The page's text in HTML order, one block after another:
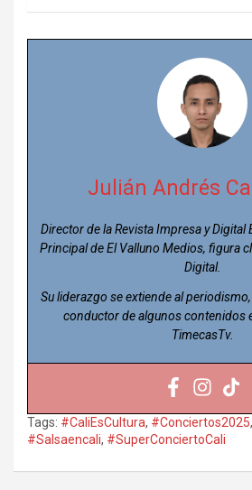
Julián Andrés
Director de la Revista Impresa y
Principal de El Valluno Medios, figura
Digital.
Su liderazgo se extiende al
conductor de algunos contenidos
TimecasTv.
Tags: #CaliEsCultura, #Conciertos2025,
#Salsaencali, #SuperConciertoCali